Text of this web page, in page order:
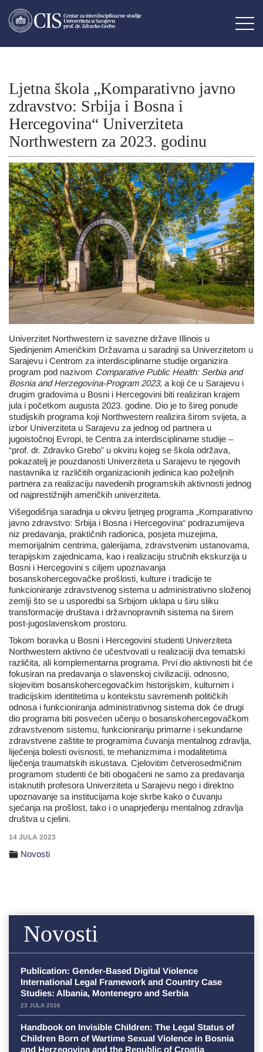
Ljetna škola „Komparativno javno
zdravstvo: Srbija i Bosna i
Hercegovina“ Univerziteta
Northwestern za 2023. godinu
Univerzitet Northwestern iz savezne države Illinois u
Sjedinjenim Američkim Državama u saradnji sa Univerzitetom u
Sarajevu i Centrom za interdisciplinarne studije organizira
program pod nazivom Comparative Public Health: Serbia and
Bosnia and Herzegovina-Program 2023, a koji će u Sarajevu i
drugim gradovima u Bosni i Hercegovini biti realiziran krajem
jula i početkom augusta 2023. godine. Dio je to šireg ponude
studijskih programa koji Northwestern realizira širom svijeta, a
izbor Univerziteta u Sarajevu za jednog od partnera u
jugoistočnoj Evropi, te Centra za interdisciplinarne studije –
“prof. dr. Zdravko Grebo” u okviru kojeg se škola održava,
pokazatelj je pouzdanosti Univerziteta u Sarajevu te njegovih
nastavnika iz različitih organizacionih jedinica kao poželjnih
partnera za realizaciju navedenih programskih aktivnosti jednog
od najprestižnijih američkih univerziteta.
Višegodišnja saradnja u okviru ljetnjeg programa „Komparativno
javno zdravstvo: Srbija i Bosna i Hercegovina“ podrazumijeva
niz predavanja, praktičnih radionica, posjeta muzejima,
memorijalnim centrima, galerijama, zdravstvenim ustanovama,
terapijskim zajednicama, kao i realizaciju stručnih ekskurzija u
Bosni i Hercegovini s ciljem upoznavanja
bosanskohercegovačke prošlosti, kulture i tradicije te
funkcioniranje zdravstvenog sistema u administrativno složenoj
zemlji što se u usporedbi sa Srbijom uklapa u širu sliku
transformacije društava i državnopravnih sistema na širem
post-jugoslavenskom prostoru.
Tokom boravka u Bosni i Hercegovini studenti Univerziteta
Northwestern aktivno će učestvovati u realizaciji dva tematski
različita, ali komplementarna programa. Prvi dio aktivnosti bit će
fokusiran na predavanja o slavenskoj civilizaciji, odnosno,
slojevitim bosanskohercegovačkim historijskim, kulturnim i
tradicijskim identitetima u kontekstu savremenih političkih
odnosa i funkcioniranja administrativnog sistema dok će drugi
dio programa biti posvećen učenju o bosanskohercegovačkom
zdravstvenom sistemu, funkcioniranju primarne i sekundarne
zdravstvene zaštite te programima čuvanja mentalnog zdravlja,
liječenja bolesti ovisnosti, te mehanizmima i modalitetima
liječenja traumatskih iskustava. Cjelovitim četverosedmičnim
programom studenti će biti obogaćeni ne samo za predavanja
istaknutih profesora Univerziteta u Sarajevu nego i direktno
upoznavanje sa institucijama koje skrbe kako o čuvanju
sjećanja na prošlost, tako i o unaprjeđenju mentalnog zdravlja
društva u cjelini.
14 JULA 2023
Novosti
Novosti
Publication: Gender-Based Digital Violence
International Legal Framework and Country Case
Studies: Albania, Montenegro and Serbia
23 JULA 2026
Handbook on Invisible Children: The Legal Status of
Children Born of Wartime Sexual Violence in Bosnia
and Herzegovina and the Republic of Croatia